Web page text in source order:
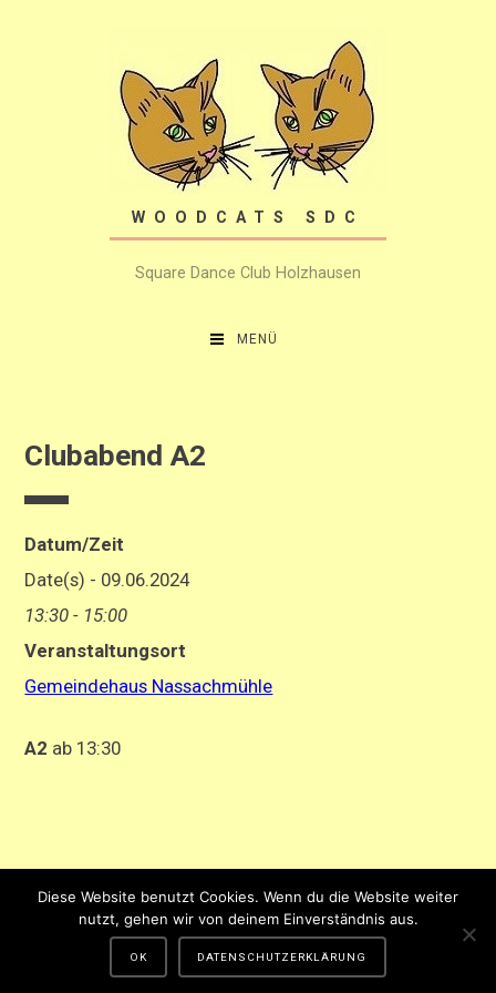
WOODCATS SDC
Square Dance Club Holzhausen
MENÜ
Clubabend A2
Datum/Zeit
Date(s) - 09.06.2024
13:30 - 15:00
Veranstaltungsort
Gemeindehaus Nassachmühle
A2 ab 13:30
Gestaltung und Hosting von Matthias Hehn,MyWebstage.de
Diese Website benutzt Cookies. Wenn du die Website weiter
nutzt, gehen wir von deinem Einverständnis aus.
OK DATENSCHUTZERKLÄRUNG